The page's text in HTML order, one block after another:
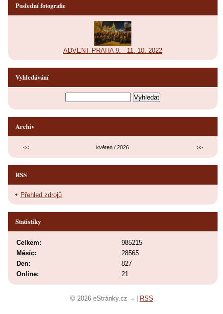
Poslední fotografie
ADVENT PRAHA 9. - 11. 10. 2022
Vyhledávání
Archiv
<< květen / 2026 >>
RSS
Přehled zdrojů
Statistiky
Online: 21
Celkem:
985215
Měsíc:
28565
Den:
827
© 2026 eStránky.cz RSS